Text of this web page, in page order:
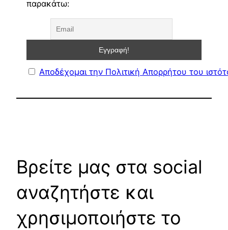
παρακάτω:
Αποδέχομαι την Πολιτική Απορρήτου του
Βρείτε μας στα social
αναζητήστε και
χρησιμοποιήστε το